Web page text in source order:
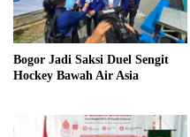
Bogor Jadi Saksi Duel Sengit
Hockey Bawah Air Asia